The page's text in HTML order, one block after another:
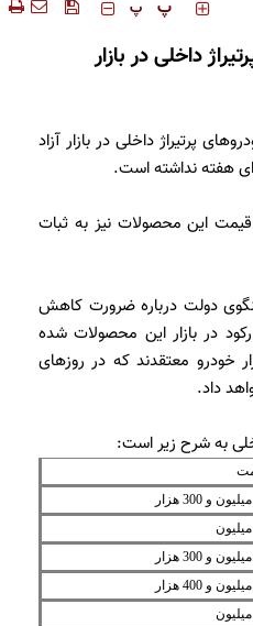
‍‍‍ پ پ
داخلی در بازار
پرتیراژ داخلی در بازار آزاد
هفته نداشته است.
قیمت این محصولات نیز به ثبات
دولت درباره ضرورت کاهش
در بازار این محصولات شده
خودرو معتقدند که در روزهای
داد.
به شرح زیر است: